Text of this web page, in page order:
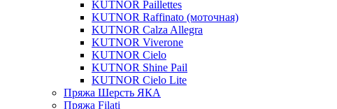
KUTNOR Paillettes
KUTNOR Raffinato (моточная)
KUTNOR Calza Allegra
KUTNOR Viverone
KUTNOR Cielo
KUTNOR Shine Pail
KUTNOR Cielo Lite
Пряжа Шерсть ЯКА
Пряжа Filati